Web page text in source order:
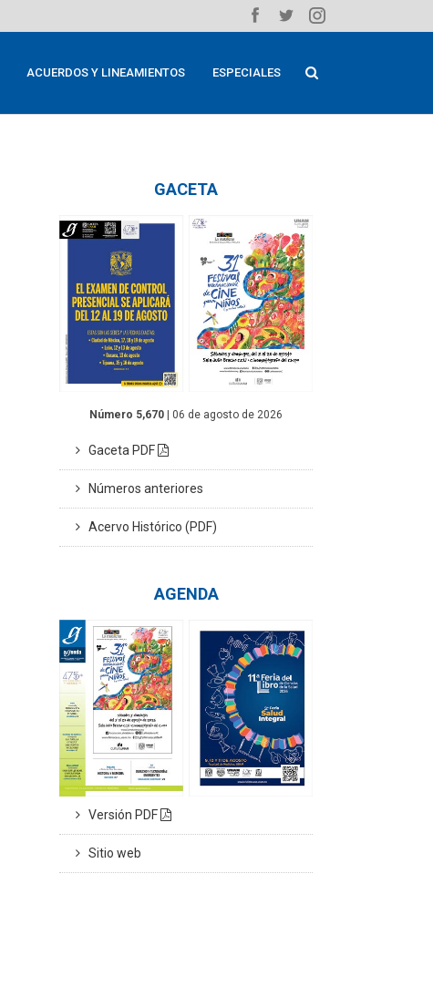
ACUERDOS Y LINEAMIENTOS ESPECIALES
GACETA
Número 5,670 | 06 de agosto de 2026
Gaceta PDF
Números anteriores
Acervo Histórico (PDF)
AGENDA
Versión PDF
Sitio web